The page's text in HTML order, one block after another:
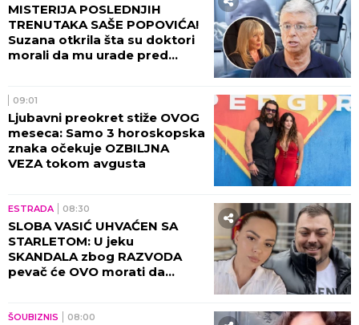
MISTERIJA POSLEDNJIH
TRENUTAKA SAŠE POPOVIĆA!
Suzana otkrila šta su doktori
morali da mu urade pred
09:01
Ljubavni preokret stiže OVOG
meseca: Samo 3 horoskopska
znaka očekuje OZBILJNA
VEZA tokom avgusta
ESTRADA 08:30
SLOBA VASIĆ UHVAĆEN SA
STARLETOM: U jeku
SKANDALA zbog RAZVODA
pevač će OVO morati da
ŠOUBIZNIS 08:00